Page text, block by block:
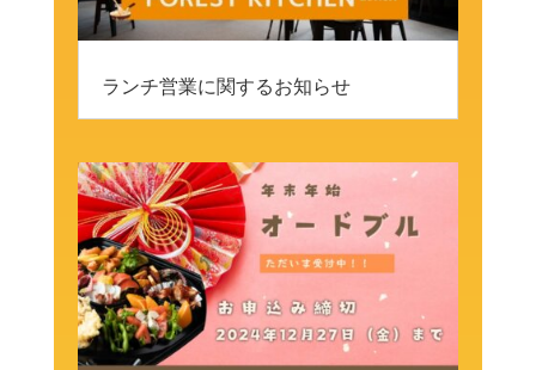
ランチ営業に関するお知らせ